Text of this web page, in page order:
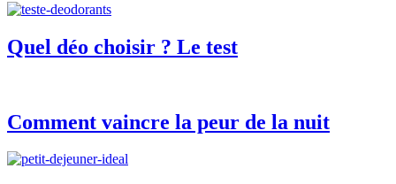
Quel déo choisir ? Le test
Comment vaincre la peur de la nuit